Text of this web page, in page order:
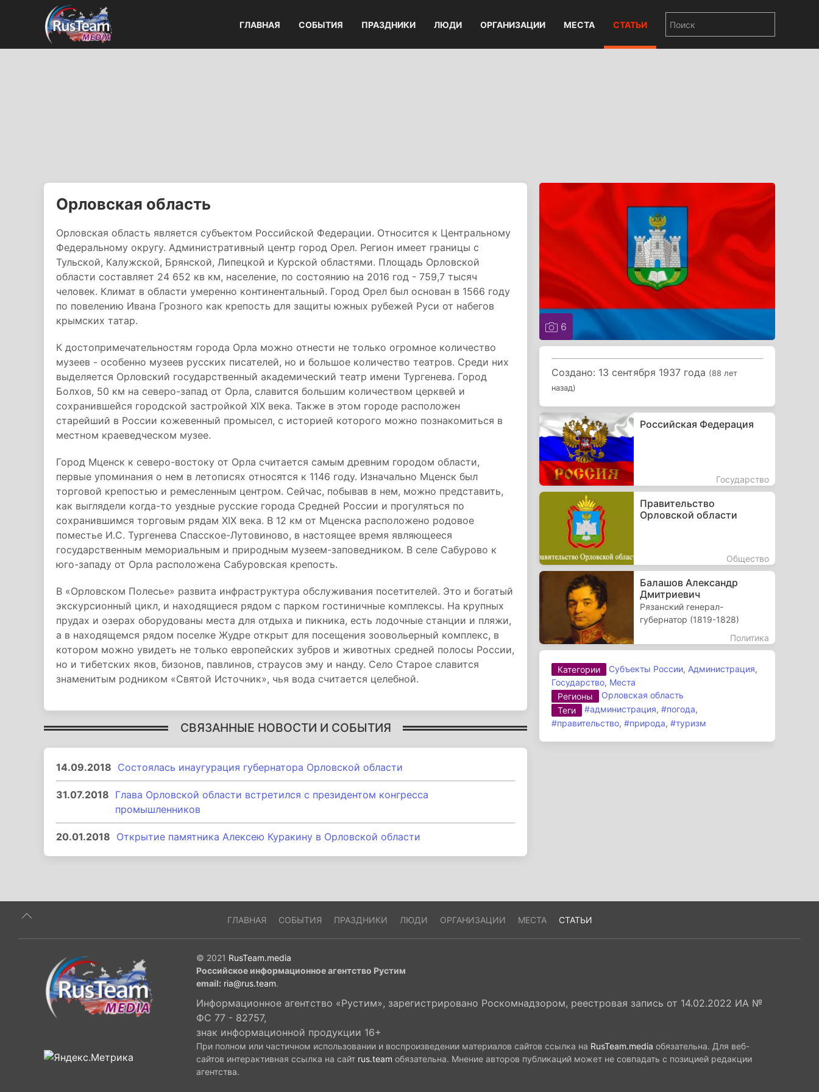
ГЛАВНАЯ СОБЫТИЯ ПРАЗДНИКИ ЛЮДИ ОРГАНИЗАЦИИ МЕСТА СТАТЬИ
Орловская область
Орловская область является субъектом Российской Федерации. Относится к Центральному
Федеральному округу. Административный центр город Орел. Регион имеет границы с
Тульской, Калужской, Брянской, Липецкой и Курской областями. Площадь Орловской
области составляет 24 652 кв км, население, по состоянию на 2016 год - 759,7 тысяч
человек. Климат в области умеренно континентальный. Город Орел был основан в 1566 году
по повелению Ивана Грозного как крепость для защиты южных рубежей Руси от набегов
крымских татар.
К достопримечательностям города Орла можно отнести не только огромное количество
музеев - особенно музеев русских писателей, но и большое количество театров. Среди них
выделяется Орловский государственный академический театр имени Тургенева. Город
Болхов, 50 км на северо-запад от Орла, славится большим количеством церквей и
сохранившейся городской застройкой XIX века. Также в этом городе расположен
старейший в России кожевенный промысел, с историей которого можно познакомиться в
местном краеведческом музее.
Город Мценск к северо-востоку от Орла считается самым древним городом области,
первые упоминания о нем в летописях относятся к 1146 году. Изначально Мценск был
торговой крепостью и ремесленным центром. Сейчас, побывав в нем, можно представить,
как выглядели когда-то уездные русские города Средней России и прогуляться по
сохранившимся торговым рядам XIX века. В 12 км от Мценска расположено родовое
поместье И.С. Тургенева Спасское-Лутовиново, в настоящее время являющееся
государственным мемориальным и природным музеем-заповедником. В селе Сабурово к
юго-западу от Орла расположена Сабуровская крепость.
В «Орловском Полесье» развита инфраструктура обслуживания посетителей. Это и богатый
экскурсионный цикл, и находящиеся рядом с парком гостиничные комплексы. На крупных
прудах и озерах оборудованы места для отдыха и пикника, есть лодочные станции и пляжи,
а в находящемся рядом поселке Жудре открыт для посещения зоовольерный комплекс, в
котором можно увидеть не только европейских зубров и животных средней полосы России,
но и тибетских яков, бизонов, павлинов, страусов эму и нанду. Село Старое славится
знаменитым родником «Святой Источник», чья вода считается целебной.
СВЯЗАННЫЕ НОВОСТИ И СОБЫТИЯ
14.09.2018 Состоялась инаугурация губернатора Орловской области
31.07.2018 Глава Орловской области встретился с президентом конгресса
промышленников
20.01.2018 Открытие памятника Алексею Куракину в Орловской области
6
Создано: 13 сентября 1937 года (88 лет
назад)
Российская Федерация
Государство
Правительство
Орловской области
Общество
Балашов Александр
Дмитриевич
Рязанский генерал-
губернатор (1819-1828)
Политика
Категории Субъекты России, Администрация,
Государство, Места
Регионы
Орловская область
Теги
#администрация,#погода,
#правительство,#природа,#туризм
ГЛАВНАЯ СОБЫТИЯ ПРАЗДНИКИ ЛЮДИ ОРГАНИЗАЦИИ МЕСТА СТАТЬИ
© 2021 RusTeam.media
Российское информационное агентство Рустим
email: ria@rus.team.
Информационное агентство «Рустим», зарегистрировано Роскомнадзором, реестровая запись от 14.02.2022 ИА №
ФС 77 - 82757,
знак информационной продукции 16+
При полном или частичном использовании и воспроизведении материалов сайтов ссылка на RusTeam.media обязательна. Для веб-
сайтов интерактивная ссылка на сайт rus.team обязательна. Мнение авторов публикаций может не совпадать с позицией редакции
агентства.